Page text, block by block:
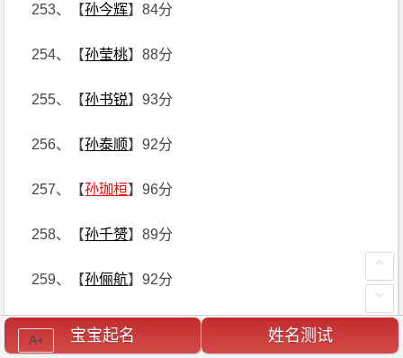
253、【孙今辉】84分
254、【孙莹桃】88分
255、【孙书锐】93分
256、【孙泰顺】92分
257、【孙珈桓】96分
258、【孙千赟】89分
259、【孙俪航】92分
260、【 孙怀川
宝宝起名 姓名测试
A+